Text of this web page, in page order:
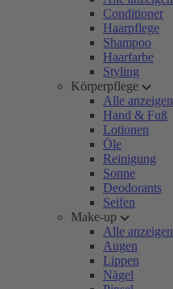
Conditioner
Haarpflege
Shampoo
Haarfarbe
Styling
Körperpflege
Alle anzeigen
Hand & Fuß
Lotionen
Öle
Reinigung
Sonne
Deodorants
Seifen
Make-up
Alle anzeigen
Augen
Lippen
Nägel